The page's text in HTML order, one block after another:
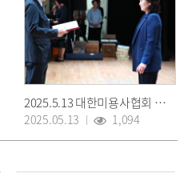
2025.5.13 대한미용사협회 구로구지회 정기총회
2025.05.13
1,094